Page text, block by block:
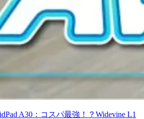
A30：コスパ最強！？Widevine L1